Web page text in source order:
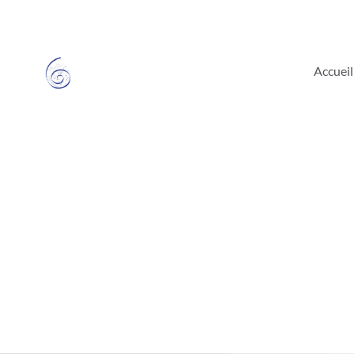
Accueil
Accueil